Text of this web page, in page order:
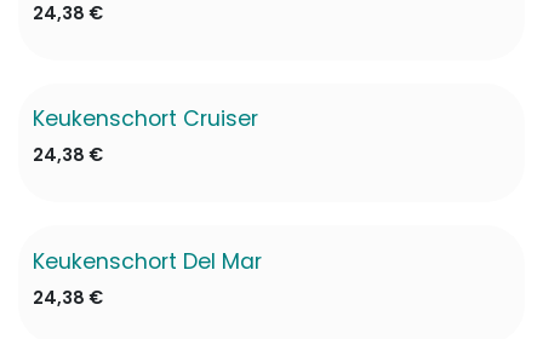
24,38 €
✖ Niet op voorraad
Keukenschort Cruiser
24,38 €
Keukenschort Del Mar
24,38 €